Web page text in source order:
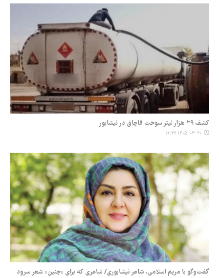
کشف ۲۹ هزار لیتر سوخت قاچاق در نیشابور
۱۴۰۵-۰۳-۲۰ ۱۲:۳۹
گفت‌وگو با مریم اسلامی، شاعر نیشابوری/ شاعری که برای «جنین» شعر سرود